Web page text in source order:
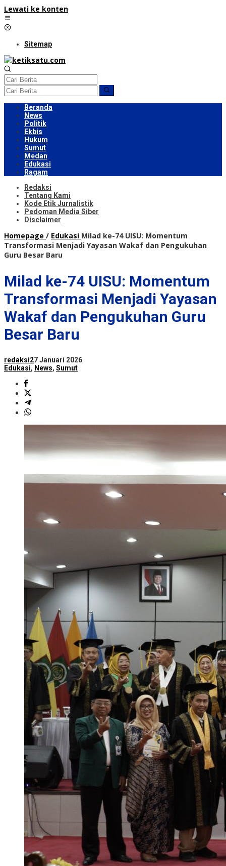
Lewati ke konten
Sitemap
Beranda
News
Politik
Ekbis
Hukum
Sumut
Medan
Edukasi
Ragam
Redaksi
Tentang Kami
Kode Etik Jurnalistik
Pedoman Media Siber
Disclaimer
Homepage / Edukasi Milad ke-74 UISU: Momentum
Transformasi Menjadi Yayasan Wakaf dan Pengukuhan
Guru Besar Baru
Milad ke-74 UISU: Momentum
Transformasi Menjadi Yayasan
Wakaf dan Pengukuhan Guru
Besar Baru
redaksi27 Januari 2026
Edukasi, News, Sumut